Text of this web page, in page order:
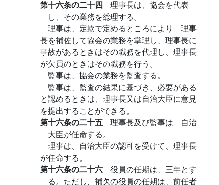
第十六条の二十四 理事長は、協会を代表
し、その業務を総理する。
理事は、定款で定めるところにより、理事
長を補佐して協会の業務を掌理し、理事長に
事故があるときはその職務を代理し、理事長
が欠員のときはその職務を行う。
監事は、協会の業務を監査する。
監事は、監査の結果に基づき、必要がある
と認めるときは、理事長又は自治大臣に意見
を提出することができる。
第十六条の二十五 理事長及び監事は、自治
大臣が任命する。
理事は、自治大臣の認可を受けて、理事長
が任命する。
第十六条の二十六 役員の任期は、三年とす
る。ただし、補欠の役員の任期は、前任者